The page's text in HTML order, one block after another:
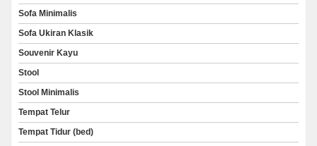
Sofa Minimalis
Sofa Ukiran Klasik
Souvenir Kayu
Stool
Stool Minimalis
Tempat Telur
Tempat Tidur (bed)